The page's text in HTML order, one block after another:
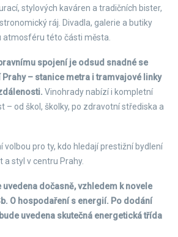
stylových kaváren a tradičních bister,
ráj. Divadla, galerie a butiky
této části města.
spojení je odsud snadné se
– stanice metra i tramvajové linky
Vinohrady nabízí i kompletní
– od škol, školky, po zdravotní střediska a
volbou pro ty, kdo hledají prestižní bydlení
styl v centru Prahy.
uvedena dočasně, vzhledem k novele
O hospodaření s energií. Po dodání
uvedena skutečná energetická třída